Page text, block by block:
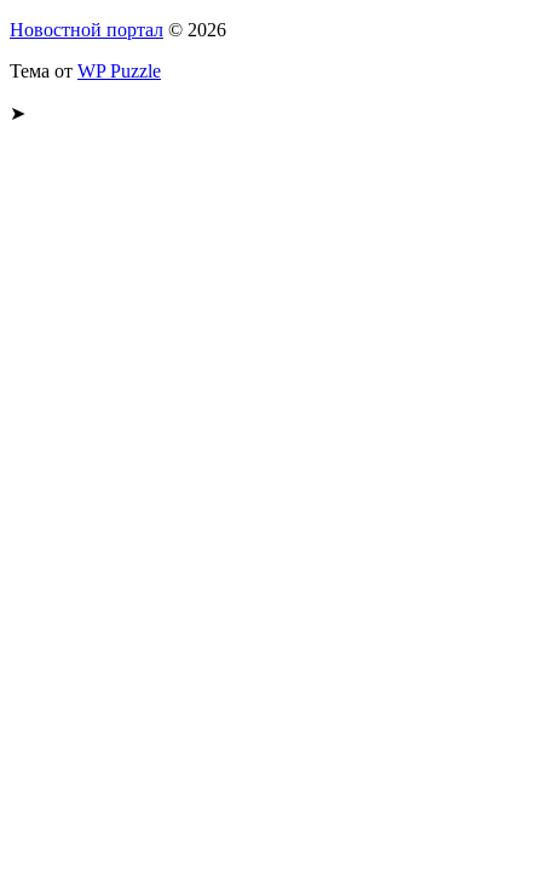
Новостной портал © 2026
Тема от WP Puzzle
➤